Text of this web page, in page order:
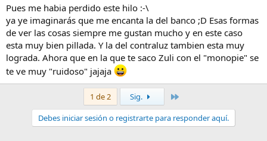
Pues me habia perdido este hilo :-\
ya ye imaginarás que me encanta la del banco ;D Esas formas
de ver las cosas siempre me gustan mucho y en este caso
esta muy bien pillada. Y la del contraluz tambien esta muy
lograda. Ahora que en la que te saco Zuli con el "monopie" se
te ve muy "ruidoso" jajaja
1 de 2 Sig.
Debes iniciar sesión o registrarte para responder aquí.